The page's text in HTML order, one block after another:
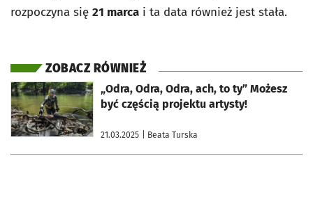
rozpoczyna się 21 marca i ta data również jest stała.
ZOBACZ RÓWNIEŻ
„Odra, Odra, Odra, ach, to ty” Możesz
być częścią projektu artysty!
21.03.2025 | Beata Turska
otworzy się w nowej karcie